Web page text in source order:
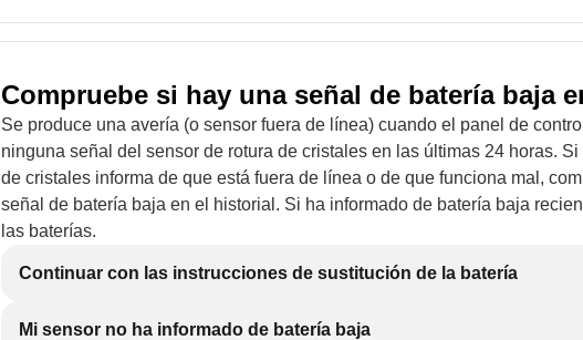
Compruebe si hay una señal de batería baja
Se produce una avería (o sensor fuera de línea) cuando el panel de
ninguna señal del sensor de rotura de cristales en las últimas 24 horas. Si
de cristales informa de que está fuera de línea o de que funciona mal,
señal de batería baja en el historial. Si ha informado de batería baja
las baterías.
Continuar con las instrucciones de sustitución de la batería
Mi sensor no ha informado de batería baja